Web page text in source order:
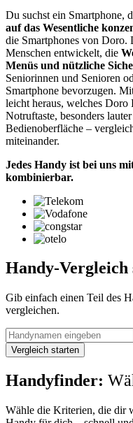
Du suchst ein Smartphone,
auf das Wesentliche
die Smartphones von Doro.
Menschen entwickelt, die
Menüs und nützliche
Seniorinnen und Senioren
Smartphone bevorzugen.
leicht heraus, welches Doro
Notruftaste, besonders
Bedienoberfläche –
miteinander.
Jedes Handy ist bei uns
kombinierbar.
Handy-Vergleich
Gib einfach einen Teil des
vergleichen.
Vergleich starten
Handyfinder:
Wähle die Kriterien, die dir